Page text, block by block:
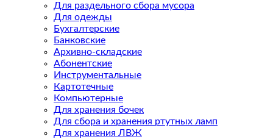
Для раздельного сбора мусора
Для одежды
Бухгалтерские
Банковские
Архивно-складские
Абонентские
Инструментальные
Картотечные
Компьютерные
Для хранения бочек
Для сбора и хранения ртутных ламп
Для хранения ЛВЖ